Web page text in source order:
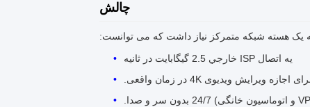
چالش
یک هسته شبکه متمرکز نیاز داشت که می توانست:
يه اتصال ISP خارجي 2.5 گيگابايت در ثانیه